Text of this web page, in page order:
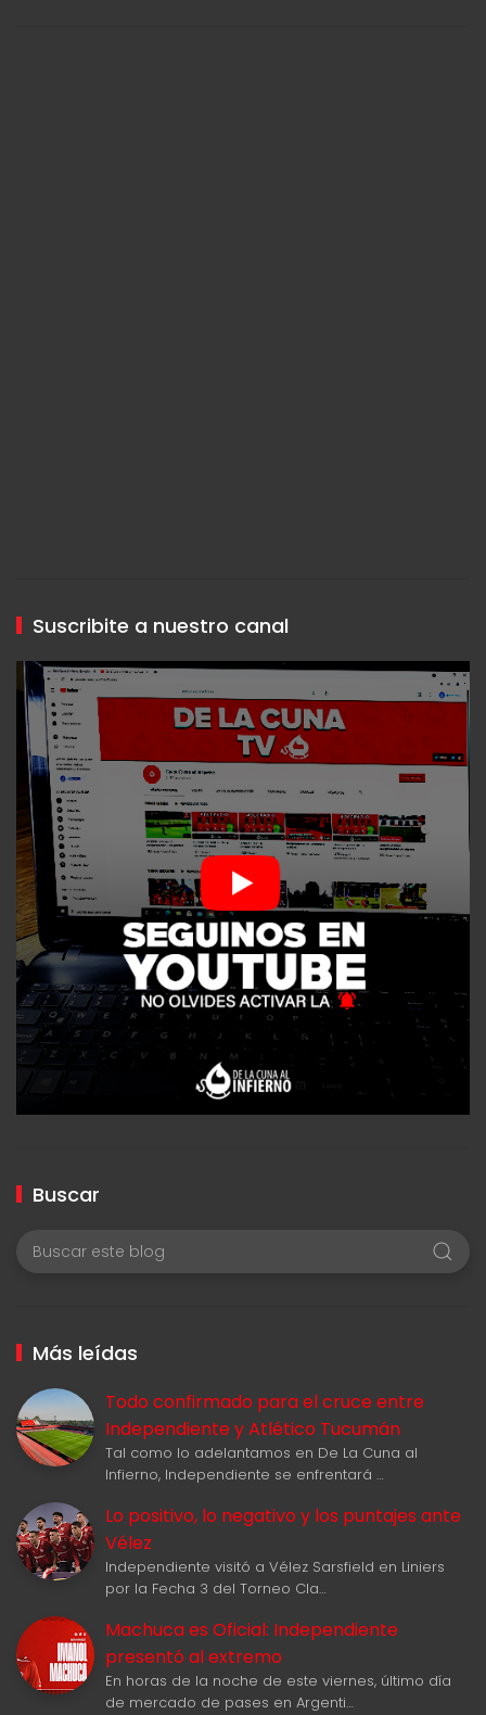
Suscribite a nuestro canal
Buscar
Más leídas
Todo confirmado para el cruce entre
Independiente y Atlético Tucumán
Tal como lo adelantamos en De La Cuna al
Infierno, Independiente se enfrentará …
Lo positivo, lo negativo y los puntajes ante
Vélez
Independiente visitó a Vélez Sarsfield en Liniers
por la Fecha 3 del Torneo Cla…
Machuca es Oficial: Independiente
presentó al extremo
En horas de la noche de este viernes, último día
de mercado de pases en Argenti…